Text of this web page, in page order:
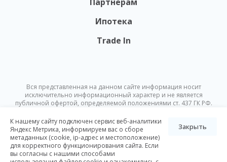
Ипотека
Trade In
Вся представленная на данном сайте информация носит
исключительно информационный характер и не является
публичной офертой, определяемой положениями ст. 437 ГК РФ.
изменена в любое время без предварительного уведомления.
© Nikoliers 2026
Положение об обработке персональных данных
К нашему сайту подключен сервис веб-аналитики
Яндекс Метрика, информируем вас о сборе
метаданных (cookie, ip-адрес и местоположение)
для корректного функционирования сайта. Если
вы согласны с нашими способами
Закрыть